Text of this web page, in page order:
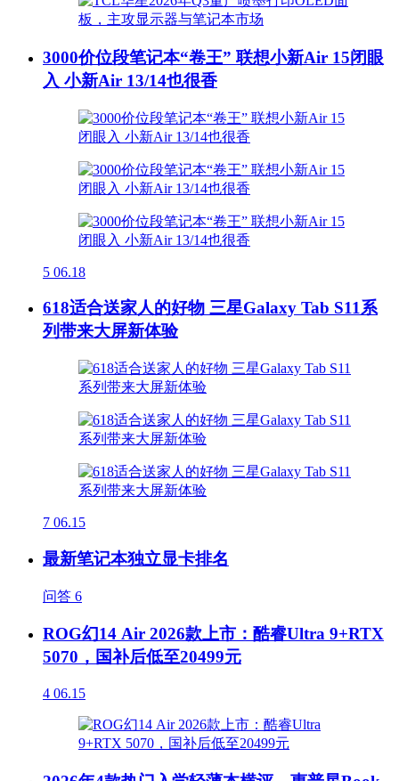
3000价位段笔记本“卷王” 联想小新Air 15闭眼
入 小新Air 13/14也很香
5 06.18
618适合送家人的好物 三星Galaxy Tab S11系
列带来大屏新体验
7 06.15
最新笔记本独立显卡排名
问答 6
ROG幻14 Air 2026款上市：酷睿Ultra 9+RTX
5070，国补后低至20499元
4 06.15